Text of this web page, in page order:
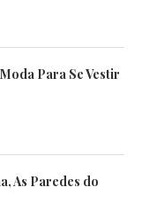
Para Se Vestir
As Paredes do